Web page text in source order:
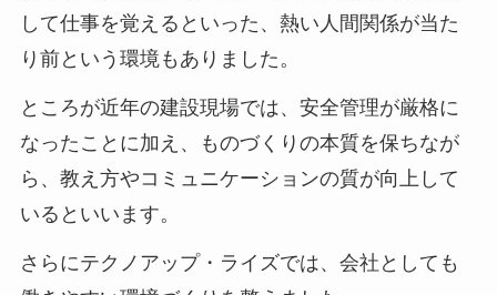
して仕事を覚えるといった、熱い人間関係が当た
り前という環境もありました。
ところが近年の建設現場では、安全管理が厳格に
なったことに加え、ものづくりの本質を保ちなが
ら、教え方やコミュニケーションの質が向上して
いるといいます。
さらにテクノアップ・ライズでは、会社としても